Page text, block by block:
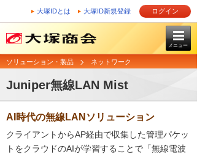
大塚IDとは 大塚ID新規登録 ログイン
メニュー
ソリューション・製品 ネットワーク
Juniper無線LAN Mist
AI時代の無線LANソリューション
クライアントからAP経由で収集した管理パケッ
トをクラウドのAIが学習することで「無線電波